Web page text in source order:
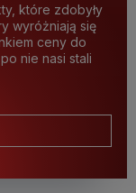
które zdobyły
wyróżniają się
ceny do
nie nasi stali